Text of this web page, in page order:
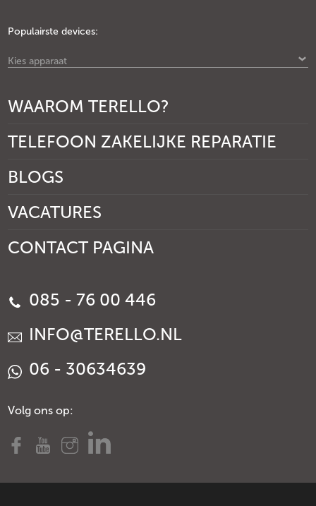
Populairste devices:
Kies apparaat
WAAROM TERELLO?
TELEFOON ZAKELIJKE REPARATIE
BLOGS
VACATURES
CONTACT PAGINA
085 - 76 00 446
INFO@TERELLO.NL
06 - 30634639
Volg ons op: